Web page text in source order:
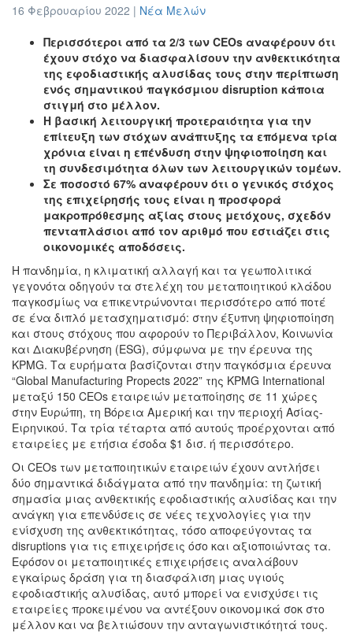
16 Φεβρουαρίου 2022 | Νέα Μελών
Περισσότεροι από τα 2/3 των CEOs αναφέρουν ότι
έχουν στόχο να διασφαλίσουν την ανθεκτικότητα
της εφοδιαστικής αλυσίδας τους στην περίπτωση
ενός σημαντικού παγκόσμιου disruption κάποια
στιγμή στο μέλλον.
Η βασική λειτουργική προτεραιότητα για την
επίτευξη των στόχων ανάπτυξης τα επόμενα τρία
χρόνια είναι η επένδυση στην ψηφιοποίηση και
τη συνδεσιμότητα όλων των λειτουργικών τομέων.
Σε ποσοστό 67% αναφέρουν ότι ο γενικός στόχος
της επιχείρησής τους είναι η προσφορά
μακροπρόθεσμης αξίας στους μετόχους, σχεδόν
πενταπλάσιοι από τον αριθμό που εστιάζει στις
οικονομικές αποδόσεις.
Η πανδημία, η κλιματική αλλαγή και τα γεωπολιτικά
γεγονότα οδηγούν τα στελέχη του μεταποιητικού κλάδου
παγκοσμίως να επικεντρώνονται περισσότερο από ποτέ
σε ένα διπλό μετασχηματισμό: στην έξυπνη ψηφιοποίηση
και στους στόχους που αφορούν το Περιβάλλον, Κοινωνία
και Διακυβέρνηση (ESG), σύμφωνα με την έρευνα της
KPMG. Τα ευρήματα βασίζονται στην παγκόσμια έρευνα
“Global Manufacturing Propects 2022” της KPMG International
μεταξύ 150 CEOs εταιρειών μεταποίησης σε 11 χώρες
στην Ευρώπη, τη Βόρεια Αμερική και την περιοχή Ασίας-
Ειρηνικού. Τα τρία τέταρτα από αυτούς προέρχονται από
εταιρείες με ετήσια έσοδα $1 δισ. ή περισσότερο.
Οι CEOs των μεταποιητικών εταιρειών έχουν αντλήσει
δύο σημαντικά διδάγματα από την πανδημία: τη ζωτική
σημασία μιας ανθεκτικής εφοδιαστικής αλυσίδας και την
ανάγκη για επενδύσεις σε νέες τεχνολογίες για την
ενίσχυση της ανθεκτικότητας, τόσο αποφεύγοντας τα
disruptions για τις επιχειρήσεις όσο και αξιοποιώντας τα.
Εφόσον οι μεταποιητικές επιχειρήσεις αναλάβουν
εγκαίρως δράση για τη διασφάλιση μιας υγιούς
εφοδιαστικής αλυσίδας, αυτό μπορεί να ενισχύσει τις
εταιρείες προκειμένου να αντέξουν οικονομικά σοκ στο
μέλλον και να βελτιώσουν την ανταγωνιστικότητά τους.